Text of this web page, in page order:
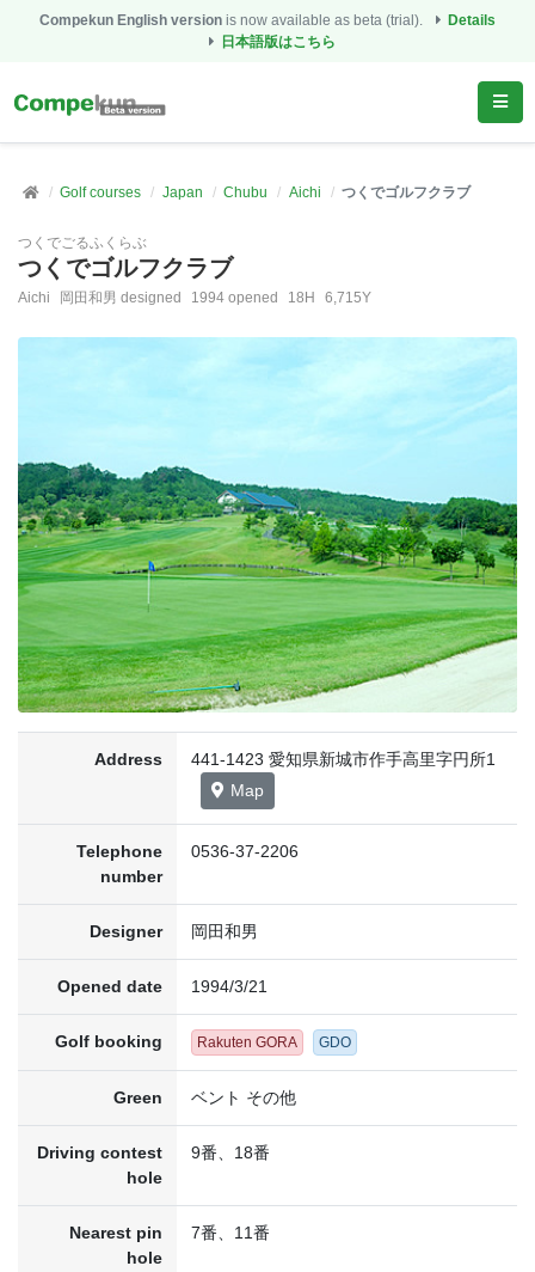
Compekun English version is now available as beta (trial).
Details
日本語版はこちら
Golf courses Japan Chubu Aichi つくでゴルフクラブ
つくでごるふくらぶ
つくでゴルフクラブ
Aichi 岡田和男 designed 1994 opened 18H 6,715Y
Address
441-1423 愛知県新城市作手高里字円所1
Map
Telephone
number
0536-37-2206
Designer 岡田和男
Opened date 1994/3/21
Golf booking Rakuten GORA GDO
Green ベント その他
Driving contest
hole
9番、18番
Nearest pin
hole
7番、11番